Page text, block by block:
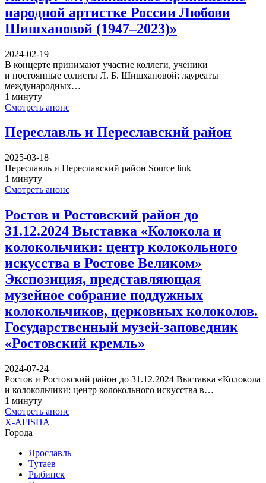
народной артистке России Любови
Шишхановой (1947–2023)»
2024-02-19
В концерте принимают участие коллеги, ученики
и постоянные солисты Л. Б. Шишхановой: лауреаты
международных…
1 минуту
Смотреть анонс
Переславль и Переславский район
2025-03-18
Переславль и Переславский район Source link
1 минуту
Смотреть анонс
Ростов и Ростовский район до
31.12.2024 Выставка «Колокола и
колокольчики: центр колокольного
искусства в Ростове Великом»
Экспозиция, представляющая
музейное собрание поддужных
колокольчиков, церковных колоколов.
Государственный музей-заповедник
«Ростовский кремль»
2024-07-24
Ростов и Ростовский район до 31.12.2024 Выставка «Колокола
и колокольчики: центр колокольного искусства в…
1 минуту
Смотреть анонс
X-AFISHA
Города
Ярославль
Тутаев
Рыбинск